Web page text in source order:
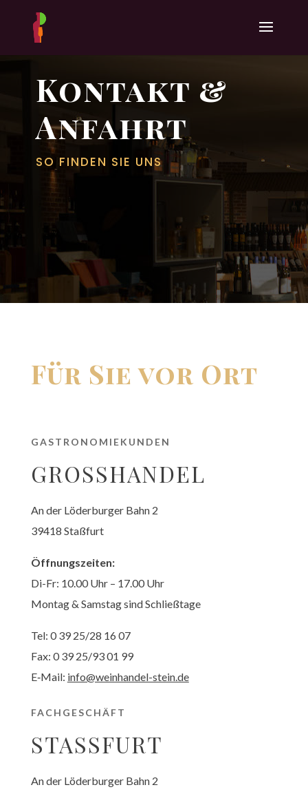
Kontakt &
Anfahrt
SO FINDEN SIE UNS
Für Sie vor Ort
GASTRONOMIEKUNDEN
GROSSHANDEL
An der Löder­bur­ger Bahn 2
39418 Staß­furt
Öffnungs­zei­ten:
Di-Fr: 10.00 Uhr – 17.00 Uhr
Montag & Sams­tag sind Schließ­ta­ge
Tel: 0 39 25/28 16 07
Fax: 0 39 25/93 01 99
E‑Mail: info@weinhandel-stein.de
FACHGESCHÄFT
STASSFURT
An der Löder­bur­ger Bahn 2